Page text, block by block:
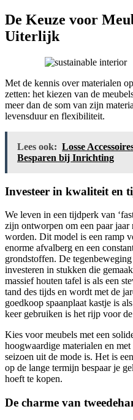
De Keuze voor
Uiterlijk
Met de kennis over materialen
zetten: het kiezen van de
meer dan de som van zijn
levensduur en flexibiliteit.
Lees ook: Losse
Besparen bij Inrichting
Investeer in kwaliteit en
We leven in een tijdperk van
zijn ontworpen om een paar jaar
worden. Dit model is een ramp
enorme afvalberg en een
grondstoffen. De
investeren in stukken die
massief houten tafel is als een
tand des tijds en wordt met de
goedkoop spaanplaat kastje is
keer gebruiken is het rijp voor
Kies voor meubels met een
hoogwaardige materialen en
seizoen uit de mode is. Het is
op de lange termijn bespaar je
hoeft te kopen.
De charme van